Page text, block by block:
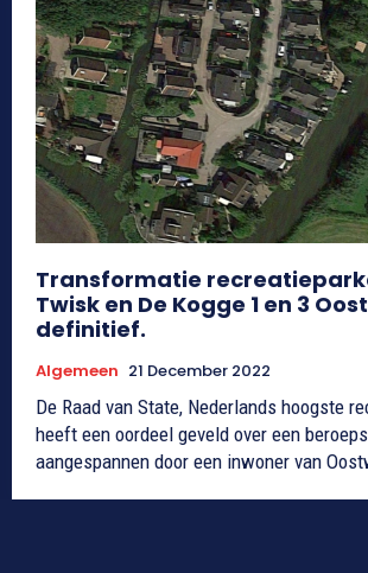
Transformatie
Twisk en De Kogge 1 en 3
definitief.
Algemeen 21 December 2022
De Raad van State, Nederlands hoogste
heeft een oordeel geveld over een
aangespannen door een inwoner van